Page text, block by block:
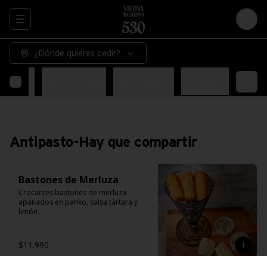
Abrir menu de navegación Login
¿Dónde quieres pedir?
Antipasto-Hay que compartir
Bastones de Merluza
Crocantes bastones de merluza
apanados en panko, salsa tártara y
limón.
$11.990